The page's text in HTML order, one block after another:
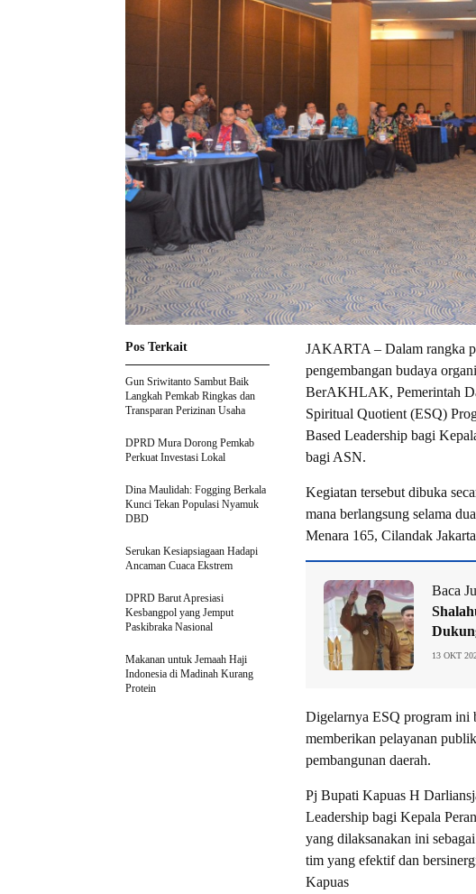
JAKARTA – Dalam rangka
pengembangan budaya
BerAKHLAK, Pemerintah
Spiritual Quotient (ESQ)
Based Leadership bagi
bagi ASN.
Kegiatan tersebut dibuka
mana berlangsung selama
Menara 165, Cilandak
Baca
13 OKT
Digelarnya ESQ program ini
memberikan pelayanan
pembangunan daerah.
Pj Bupati Kapuas H
Leadership bagi Kepala
yang dilaksanakan ini
tim yang efektif dan
Kapuas
Pos Terkait
Gun Sriwitanto Sambut Baik
Langkah Pemkab Ringkas dan
Transparan Perizinan Usaha
DPRD Mura Dorong Pemkab
Perkuat Investasi Lokal
Dina Maulidah: Fogging Berkala
Kunci Tekan Populasi Nyamuk
DBD
Serukan Kesiapsiagaan Hadapi
Ancaman Cuaca Ekstrem
DPRD Barut Apresiasi
Kesbangpol yang Jemput
Paskibraka Nasional
Makanan untuk Jemaah Haji
Indonesia di Madinah Kurang
Protein